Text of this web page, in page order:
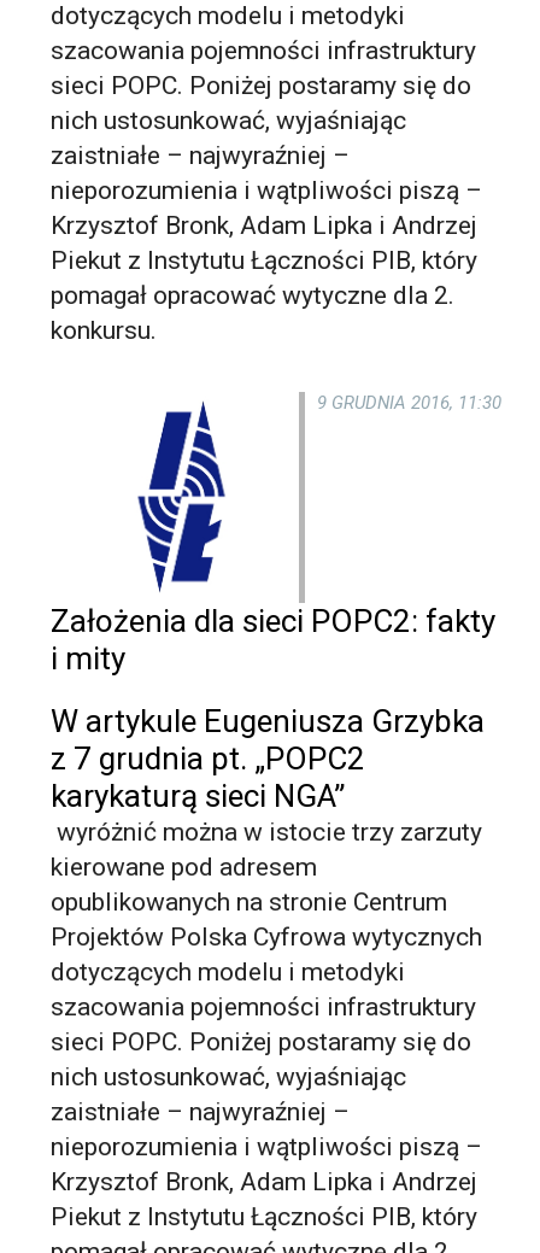
dotyczących modelu i metodyki
szacowania pojemności infrastruktury
sieci POPC. Poniżej postaramy się do
nich ustosunkować, wyjaśniając
zaistniałe – najwyraźniej –
nieporozumienia i wątpliwości piszą –
Krzysztof Bronk, Adam Lipka i Andrzej
Piekut z Instytutu Łączności PIB, który
pomagał opracować wytyczne dla 2.
konkursu.
9 GRUDNIA 2016, 11:30
Założenia dla sieci POPC2: fakty
i mity
W artykule Eugeniusza Grzybka
z 7 grudnia pt. „POPC2
karykaturą sieci NGA”
wyróżnić można w istocie trzy zarzuty
kierowane pod adresem
opublikowanych na stronie Centrum
Projektów Polska Cyfrowa wytycznych
dotyczących modelu i metodyki
szacowania pojemności infrastruktury
sieci POPC. Poniżej postaramy się do
nich ustosunkować, wyjaśniając
zaistniałe – najwyraźniej –
nieporozumienia i wątpliwości piszą –
Krzysztof Bronk, Adam Lipka i Andrzej
Piekut z Instytutu Łączności PIB, który